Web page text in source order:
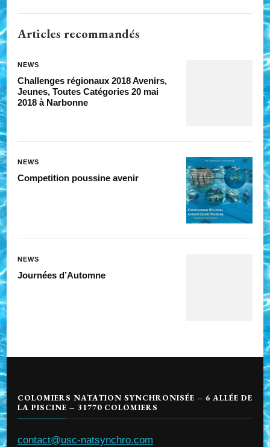
Articles recommandés
NEWS
Challenges régionaux 2018 Avenirs,
Jeunes, Toutes Catégories 20 mai
2018 à Narbonne
NEWS
Competition poussine avenir
NEWS
Journées d’Automne
COLOMIERS NATATION SYNCHRONISÉE – 6 ALLÉE DE
LA PISCINE – 31770 COLOMIERS
contact@usc-natsynchro.com